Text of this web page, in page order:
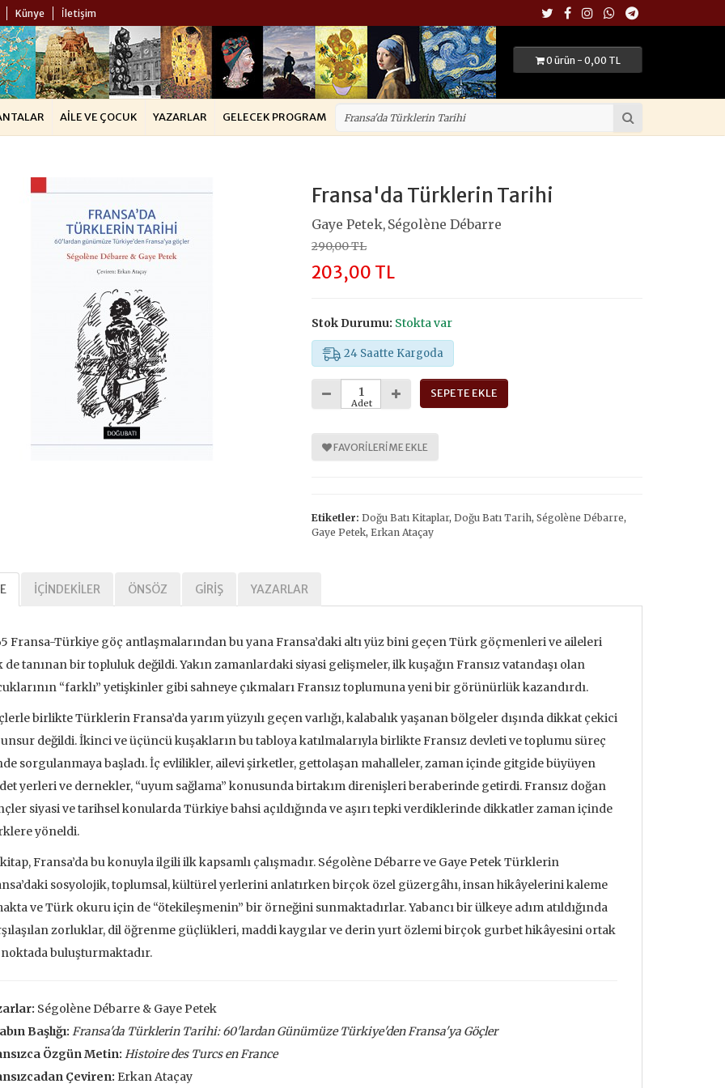
Künye İletişim
0 ürün - 0,00 TL
AILE VE ÇOCUK YAZARLAR GELECEK PROGRAM
30
Adalet
TL
Kavramlar Tarihi Özgürlük
SEPETE EKLE
Fransa'da Türklerin Tarihi
Gaye Petek, Ségolène Débarre
290,00 TL
203,00 TL
Stok Durumu: Stokta var
24 Saatte Kargoda
Adet
SEPETE EKLE
FAVORILERIME EKLE
Etiketler: Doğu Batı Kitaplar,Doğu Batı Tarih,Ségolène Débarre,
Gaye Petek,Erkan Ataçay
İÇINDEKILER ÖNSÖZ GIRIŞ YAZARLAR
Fransa-Türkiye göç antlaşmalarından bu yana Fransa’daki altı yüz bini geçen Türk göçmenleri ve aileleri
de tanınan bir topluluk değildi. Yakın zamanlardaki siyasi gelişmeler, ilk kuşağın Fransız vatandaşı olan
“farklı” yetişkinler gibi sahneye çıkmaları Fransız toplumuna yeni bir görünürlük kazandırdı.
birlikte Türklerin Fransa’da yarım yüzyılı geçen varlığı, kalabalık yaşanan bölgeler dışında dikkat çekici
değildi. İkinci ve üçüncü kuşakların bu tabloya katılmalarıyla birlikte Fransız devleti ve toplumu süreç
sorgulanmaya başladı. İç evlilikler, ailevi şirketler, gettolaşan mahalleler, zaman içinde gitgide büyüyen
yerleri ve dernekler, “uyum sağlama” konusunda birtakım direnişleri beraberinde getirdi. Fransız doğan
siyasi ve tarihsel konularda Türkiye bahsi açıldığında ve aşırı tepki verdiklerinde dikkatler zaman içinde
yöneldi.
Fransa’da bu konuyla ilgili ilk kapsamlı çalışmadır. Ségolène Débarre ve Gaye Petek Türklerin
sosyolojik, toplumsal, kültürel yerlerini anlatırken birçok özel güzergâhı, insan hikâyelerini kaleme
ve Türk okuru için de “ötekileşmenin” bir örneğini sunmaktadırlar. Yabancı bir ülkeye adım atıldığında
zorluklar, dil öğrenme güçlükleri, maddi kaygılar ve derin yurt özlemi birçok gurbet hikâyesini ortak
buluşturmaktadır.
Ségolène Débarre & Gaye Petek
Başlığı: Fransa'da Türklerin Tarihi: 60'lardan Günümüze Türkiye'den Fransa'ya Göçler
Özgün Metin: Histoire des Turcs en France
Çeviren: Erkan Ataçay